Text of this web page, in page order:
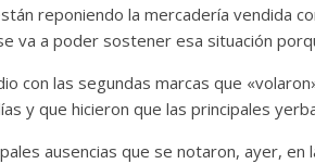
reponiendo la mercadería vendida
va a poder sostener esa situación
con las segundas marcas que
y que hicieron que las principales
ausencias que se notaron, ayer,